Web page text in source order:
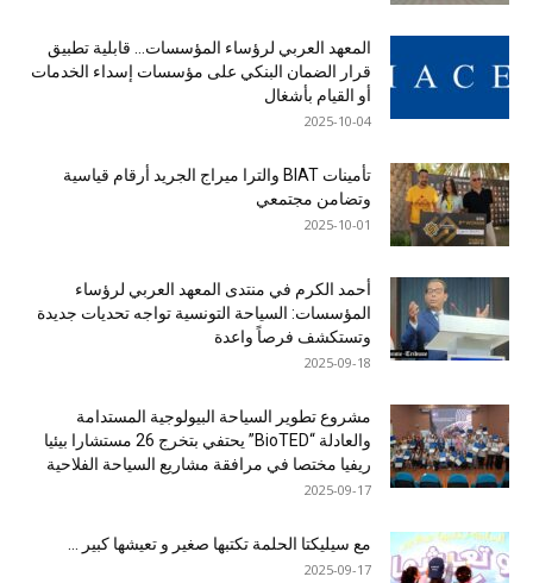
المعهد العربي لرؤساء المؤسسات… قابلية تطبيق
قرار الضمان البنكي على مؤسسات إسداء الخدمات
أو القيام بأشغال
2025-10-04
تأمينات BIAT والترا ميراج الجريد أرقام قياسية
وتضامن مجتمعي
2025-10-01
أحمد الكرم في منتدى المعهد العربي لرؤساء
المؤسسات: السياحة التونسية تواجه تحديات جديدة
وتستكشف فرصاً واعدة
2025-09-18
مشروع تطوير السياحة البيولوجية المستدامة
والعادلة “BioTED” يحتفي بتخرج 26 مستشارا بيئيا
ريفيا مختصا في مرافقة مشاريع السياحة الفلاحية
2025-09-17
مع سيليكتا الحلمة تكتبها صغير و تعيشها كبير …
2025-09-17